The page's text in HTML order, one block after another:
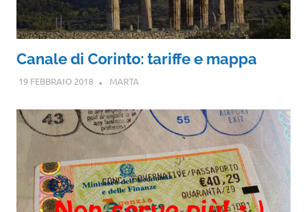
Canale di Corinto: tariffe e mappa
19 FEBBRAIO 2018 MARTA